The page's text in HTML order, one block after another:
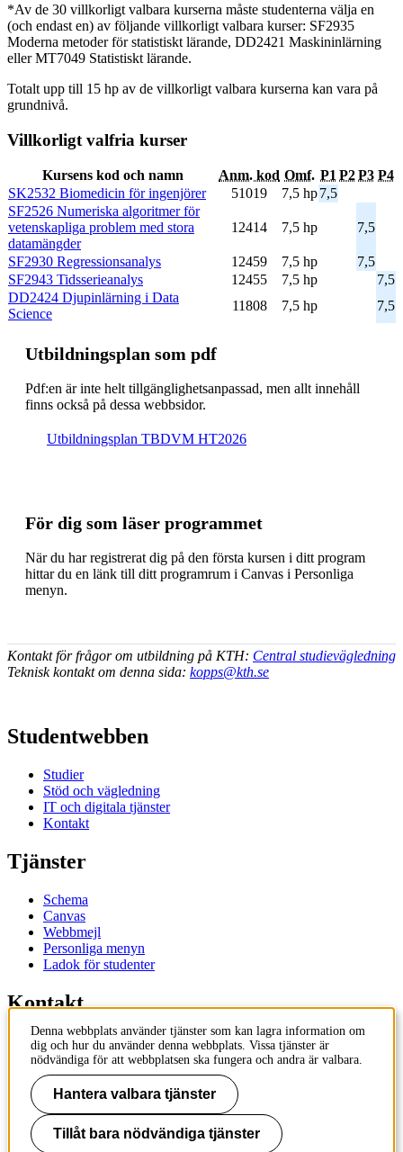
*Av de 30 villkorligt valbara kurserna måste studenterna välja en
(och endast en) av följande villkorligt valbara kurser: SF2935
Moderna metoder för statistiskt lärande, DD2421 Maskininlärning
eller MT7049 Statistiskt lärande.
Totalt upp till 15 hp av de villkorligt valbara kurserna kan vara på
grundnivå.
Villkorligt valfria kurser
Kursens kod och namn Anm. kod Omf. P1 P2P3 P4
SK2532 Biomedicin för ingenjörer
51019 7,5 hp7,5
SF2526 Numeriska algoritmer för
vetenskapliga problem med stora
datamängder
12414 7,5 hp 7,5
SF2930 Regressionsanalys 12459 7,5 hp
7,5
SF2943 Tidsserieanalys
12455 7,5 hp
7,5
DD2424 Djupinlärning i Data
Science
11808 7,5 hp 7,5
Ut­bild­nings­plan som pdf
Pdf:en är inte helt till­gäng­lig­hets­an­pas­sad, men allt inne­håll
finns också på dessa webb­sidor.
Ut­bild­nings­plan TBDVM HT2026
För dig som läser programmet
När du har registrerat dig på den första kursen i ditt program
hittar du en länk till ditt programrum i Canvas i Personliga
menyn.
Kontakt för frågor om utbildning på KTH: Central studievägledning
Teknisk kontakt om denna sida: kopps@kth.se
Studentwebben
Studier
Stöd och vägledning
IT och digitala tjänster
Kontakt
Tjänster
Schema
Canvas
Webbmejl
Personliga menyn
Ladok för studenter
Kontakt
Kontakta utbildningsprogram
Kontakta kurs
IT-support
KTH Entré
KTH
Denna webbplats använder tjänster som kan lagra information om
dig och hur du använder denna webbplats. Vissa tjänster är
nödvändiga för att webbplatsen ska fungera och andra är valbara.
Hantera valbara tjänster
Tillåt bara nödvändiga tjänster